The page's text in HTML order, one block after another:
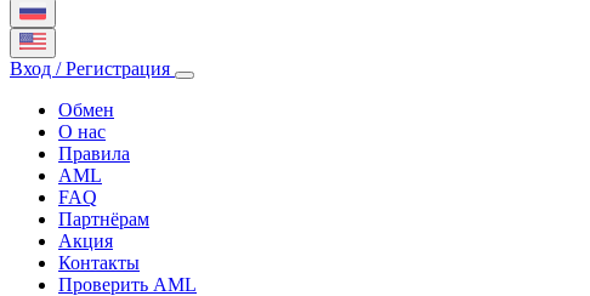
Вход / Регистрация
Обмен
О нас
Правила
AML
FAQ
Партнёрам
Акция
Контакты
Проверить AML